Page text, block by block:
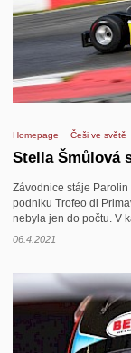
Homepage Češi ve světě
Stella Šmůlová
Závodnice stáje
podniku Trofeo di
nebyla jen do počtu. V
06.4.2021